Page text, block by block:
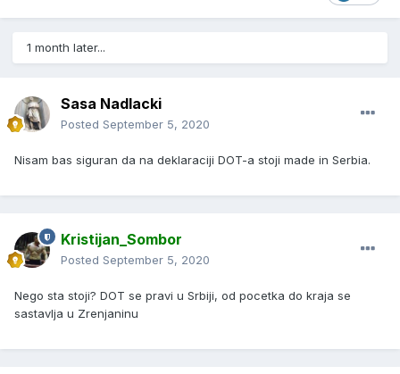
1 month later...
Sasa Nadlacki
Posted September 5, 2020
Nisam bas siguran da na deklaraciji DOT-a stoji made in Serbia.
Kristijan_Sombor
Posted September 5, 2020
Nego sta stoji? DOT se pravi u Srbiji, od pocetka do kraja se
sastavlja u Zrenjaninu